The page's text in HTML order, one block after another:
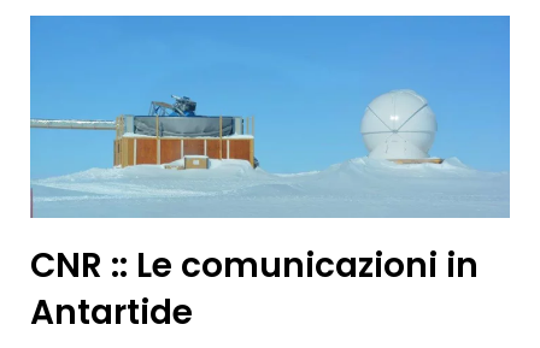
CNR :: Le comunicazioni in
Antartide